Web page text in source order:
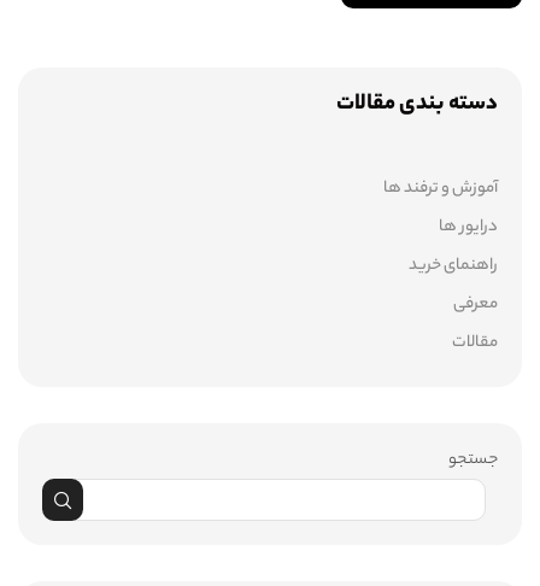
دسته بندی مقالات
آموزش و ترفند ها
درایور ها
راهنمای خرید
معرفی
مقالات
جستجو